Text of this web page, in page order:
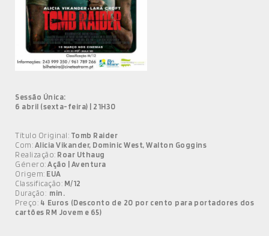
MÚSICA
DIVERSOS
NOTÍCIAS
Sessão Única:
6 abril (sexta-feira) | 21H30
Título Original: Tomb Raider
Com: Alicia Vikander, Dominic West, Walton Goggins
Realização: Roar Uthaug
Género: Ação | Aventura
Origem: EUA
Classificação: M/12
Duração: min.
Preço: 4 Euros (Desconto de 20 por cento para portadores dos
cartões RM Jovem e 65)